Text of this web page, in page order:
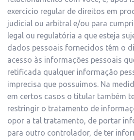
exercício regular de direitos em
judicial ou arbitral e/ou para
legal ou regulatória a que esteja
dados pessoais fornecidos têm o
acesso às informações pessoais
retificada qualquer informação
imprecisa que possuímos. Na
em certos casos o titular também
restringir o tratamento de
opor a tal tratamento, de portar
para outro controlador, de ter